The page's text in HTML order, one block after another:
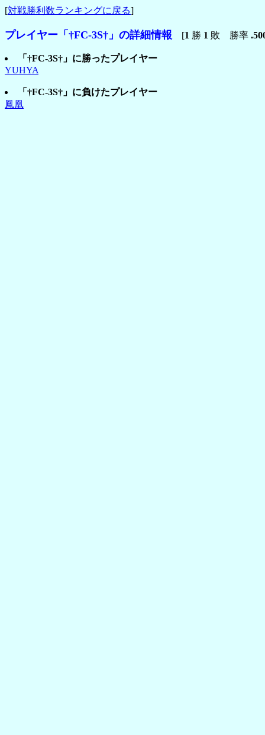
[対戦勝利数ランキングに戻る]
プレイヤー「†FC-3S†」の詳細情報 [1 勝 1 敗 勝率
「†FC-3S†」に勝ったプレイヤー
YUHYA
「†FC-3S†」に負けたプレイヤー
鳳凰